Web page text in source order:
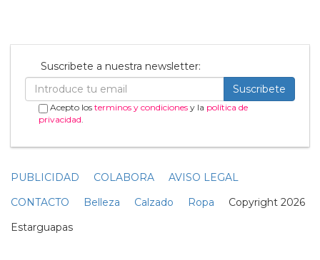
Suscribete a nuestra newsletter:
Suscribete
Acepto los terminos y condicionesy la política de
privacidad
PUBLICIDAD COLABORA
AVISO LEGAL
CONTACTO
Belleza Calzado Ropa Copyright 2026
Estarguapas